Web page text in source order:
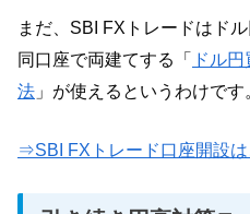
まだ、SBI FXトレードはド
同口座で両建てする「 ドル
法 」が使えるというわけです
⇒SBI FXトレード口座開設は